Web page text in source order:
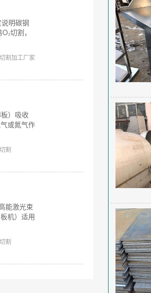
明碳钢
切割，
割加工厂家
）吸收
或氮气作
割
能激光束
机）适用
割